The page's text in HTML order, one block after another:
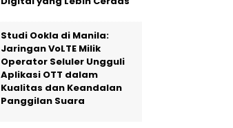
Studi Ookla di Manila:
Jaringan VoLTE Milik
Operator Seluler Ungguli
Aplikasi OTT dalam
Kualitas dan Keandalan
Panggilan Suara